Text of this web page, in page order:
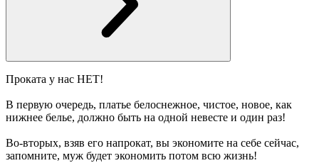
Проката у нас НЕТ!
В первую очередь, платье белоснежное, чистое, новое, как
нижнее белье, должно быть на одной невесте и один раз!
Во-вторых, взяв его напрокат, вы экономите на себе сейчас,
запомните, муж будет экономить потом всю жизнь!